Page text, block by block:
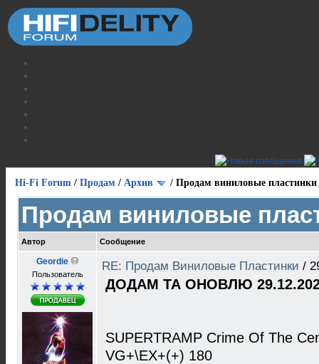
Hi-Fi Forum / Продам / Архив / Продам виниловые пластинки
Продам виниловые
Автор Сообщение
Geordie
Пользователь
RE: Продам Виниловые Пластинки /
ДОДАМ ТА ОНОВЛЮ
SUPERTRAMP Crime Of The
VG+\EX+(+) 180